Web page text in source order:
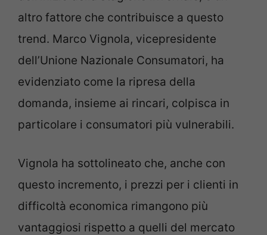
altro fattore che contribuisce a questo
trend. Marco Vignola, vicepresidente
dell’Unione Nazionale Consumatori, ha
evidenziato come la ripresa della
domanda, insieme ai rincari, colpisca in
particolare i consumatori più vulnerabili.
Vignola ha sottolineato che, anche con
questo incremento, i prezzi per i clienti in
difficoltà economica rimangono più
vantaggiosi rispetto a quelli del mercato